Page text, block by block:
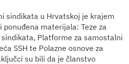
sindikata u Hrvatskoj je krajem
materijala: Teze za
Platforme za samostalni
SSH te Polazne osnove za
su bili da je članstvo